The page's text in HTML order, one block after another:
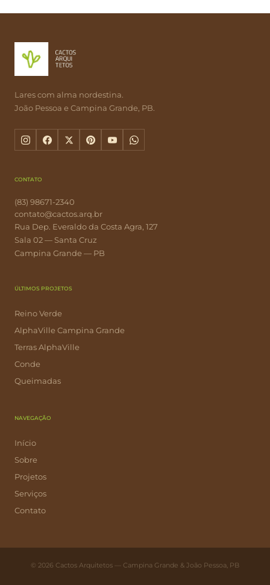
Lares com alma nordestina.
João Pessoa e Campina Grande, PB.
CONTATO
(83) 98671-2340
contato@cactos.arq.br
Rua Dep. Everaldo da Costa Agra, 127
Sala 02 — Santa Cruz
Campina Grande — PB
ÚLTIMOS PROJETOS
Reino Verde
AlphaVille Campina Grande
Terras AlphaVille
Conde
Queimadas
NAVEGAÇÃO
Início
Sobre
Projetos
Serviços
Contato
© 2026 Cactos Arquitetos — Campina Grande & João Pessoa, PB